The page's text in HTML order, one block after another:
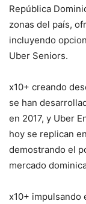
República
zonas del país,
incluyendo
Uber Seniors.
x10+ creando
se han
en 2017, y Uber
hoy se replican
demostrando el
mercado
x10+ impulsando